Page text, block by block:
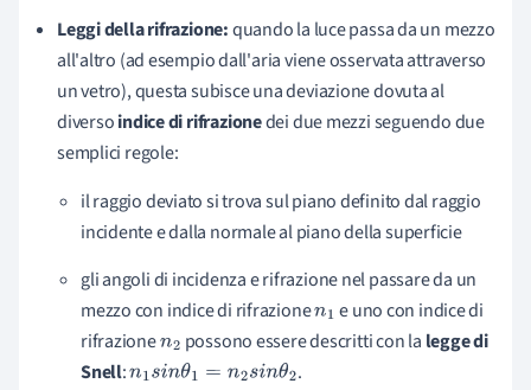
Leggi della rifrazione:quando la luce passa da un mezzo
all'altro (ad esempio dall'aria viene osservata attraverso
un vetro), questa subisce una deviazione dovuta al
diversoindice di rifrazionedei due mezzi seguendo due
semplici regole:
il raggio deviato si trova sul piano definito dal raggio
incidente e dalla normale al piano della superficie
gli angoli di incidenza e rifrazione nel passare da un
mezzo con indice di rifrazionen1e uno con indice di
rifrazionen2 possono essere descritti con la legge di
Snell:n1sinθ1= n2sinθ2
.